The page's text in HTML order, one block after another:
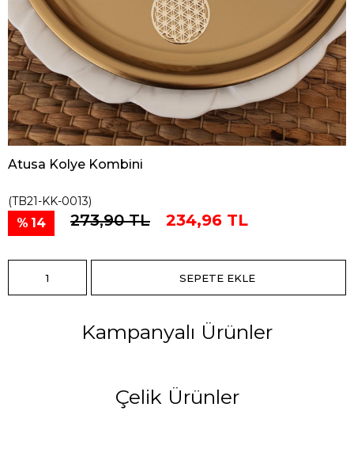
Atusa Kolye Kombini
(TB21-KK-0013)
14 273,90 TL 234,96 TL
Kampanyalı Ürünler
Çelik Ürünler